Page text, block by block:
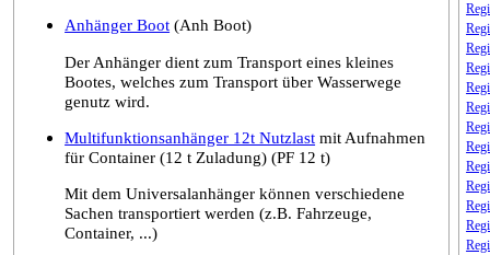
Anhänger Boot (Anh Boot)
Der Anhänger dient zum Transport eines kleines
Bootes, welches zum Transport über Wasserwege
genutz wird.
Multifunktionsanhänger 12t Nutzlast mit Aufnahmen
für Container (12 t Zuladung) (PF 12 t)
Mit dem Universalanhänger können verschiedene
Sachen transportiert werden (z.B. Fahrzeuge,
Container, ...)